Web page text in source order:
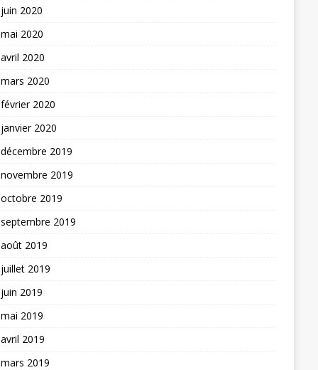
juin 2020
mai 2020
avril 2020
mars 2020
février 2020
janvier 2020
décembre 2019
novembre 2019
octobre 2019
septembre 2019
août 2019
juillet 2019
juin 2019
mai 2019
avril 2019
mars 2019